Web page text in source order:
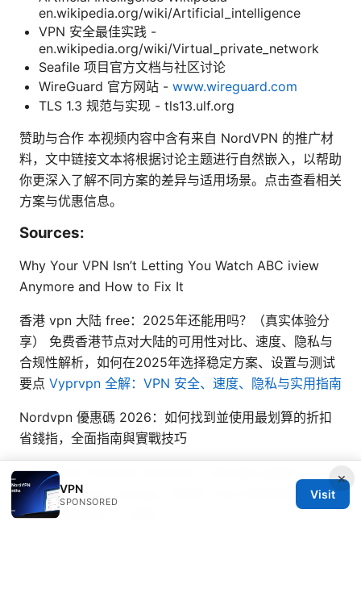
en.wikipedia.org/wiki/Artificial_intelligence
VPN 安全最佳实践 -
en.wikipedia.org/wiki/Virtual_private_network
Seafile 项目官方文档与社区讨论
WireGuard 官方网站 - www.wireguard.com
TLS 1.3 规范与实现 - tls13.ulf.org
赞助与合作 本视频内容中含有来自 NordVPN 的推广材
料，文中链接文本将根据讨论主题进行自然嵌入，以帮助
你更深入了解不同方案的差异与适用场景。点击查看相关
方案与优惠信息。
Sources:
Why Your VPN Isn’t Letting You Watch ABC iview
Anymore and How to Fix It
香港 vpn 大陆 free：2025年还能用吗？（真实体验分
享） 免费香港节点对大陆的可用性对比、速度、隐私与
合规性解析，如何在2025年选择稳定方案、设置与测试
要点 Vyprvpn 全解：VPN 安全、速度、隐私与实用指南
Nordvpn 優惠碼 2026：如何找到並使用最划算的折扣
省錢指，全面指南與實戰技巧
Urban vpn browser extension: ultimate guide to
setup, features, privacy, speed, and streaming
considerations in 2025
×
VPN
SPONSORED
Visit